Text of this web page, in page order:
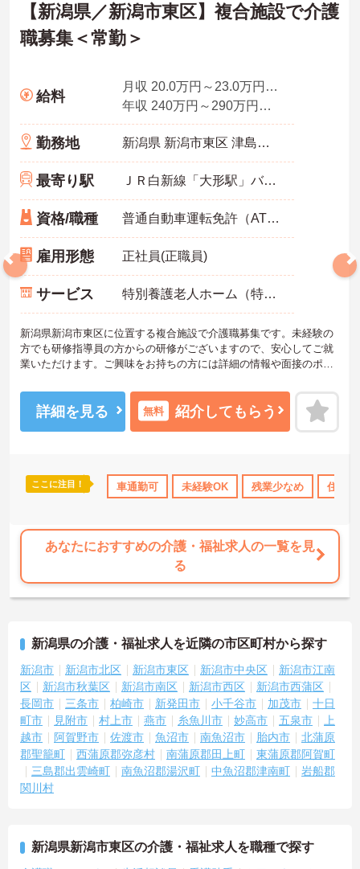
保険完備 交通費支給
【新潟県／新潟市東区】複合施設で介護
職募集＜常勤＞
給料
月収 20.0万円～23.0万円程度（諸手当込み）
年収 240万円～290万円程度（諸手当込み）
勤務地 新潟県 新潟市東区 津島屋7丁目1
最寄り駅 ＪＲ白新線「大形駅」バス・車8分
資格/職種 普通自動車運転免許（AT限定可能）
雇用形態 正社員(正職員)
サービス 特別養護老人ホーム（特養）
新潟県新潟市東区に位置する複合施設で介護職募集です。未経験の
方でも研修指導員の方からの研修がございますので、安心してご就
業いただけます。ご興味をお持ちの方には詳細の情報や面接のポイ
詳細を見る 無料 紹介してもらう
ここに注目！ 車通勤可 未経験OK 残業少なめ 住宅
あなたにおすすめの介護・福祉求人の一覧を見
る
新潟県の介護・福祉求人を近隣の市区町村から探す
新潟市 新潟市北区 新潟市東区 新潟市中央区
新潟市江南
区
新潟市秋葉区 新潟市南区 新潟市西区
新潟市西蒲区
長岡市
三条市 柏崎市 新発田市 小千谷市 加茂市
十日
町市
見附市 村上市 燕市 糸魚川市 妙高市 五泉市
上
越市
阿賀野市 佐渡市 魚沼市 南魚沼市 胎内市
北蒲原
郡聖籠町
西蒲原郡弥彦村 南蒲原郡田上町
東蒲原郡阿賀町
三島郡出雲崎町
南魚沼郡湯沢町 中魚沼郡津南町
岩船郡
関川村
新潟県新潟市東区の介護・福祉求人を職種で探す